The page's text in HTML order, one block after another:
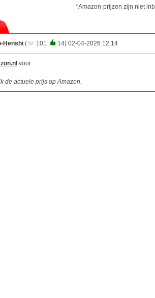
*Amazon-prijzen zijn niet
Henshi ( 101 14) 02-04-2026 12:14
voor
de actuele prijs op Amazon.